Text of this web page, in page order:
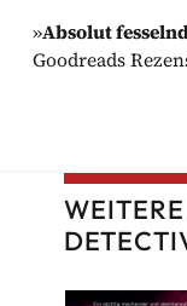
»Absolut
Goodreads